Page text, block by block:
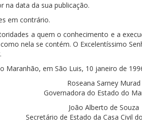
na data da sua publicação.
em contrário.
a quem o conhecimento e a
nela se contém. O Excelentíssimo
Maranhão, em São Luis, 10 janeiro de
Roseana Sarney Murad
Governadora do Estado do
João Alberto de Souza
Secretário de Estado da Casa Civil